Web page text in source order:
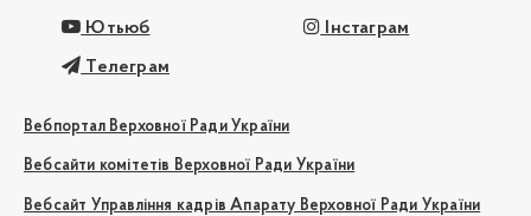
Ютьюб Інстаграм
Телеграм
Вебпортал Верховної Ради України
Вебсайти комітетів Верховної Ради України
Вебсайт Управління кадрів Апарату Верховної Ради України